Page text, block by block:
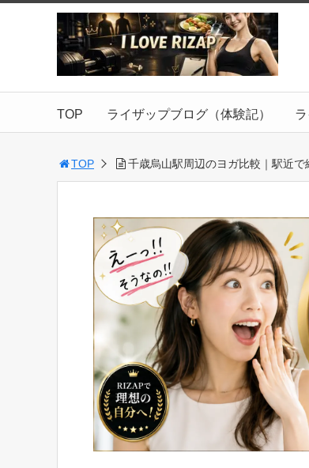
TOP ライザップブログ（体験記）
TOP 千歳烏山駅周辺のヨガ比較｜駅近で